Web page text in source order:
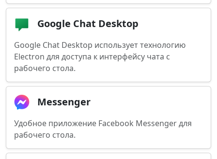
Google Chat Desktop
Google Chat Desktop использует технологию
Electron для доступа к интерфейсу чата с
рабочего стола.
Messenger
Удобное приложение Facebook Messenger для
рабочего стола.